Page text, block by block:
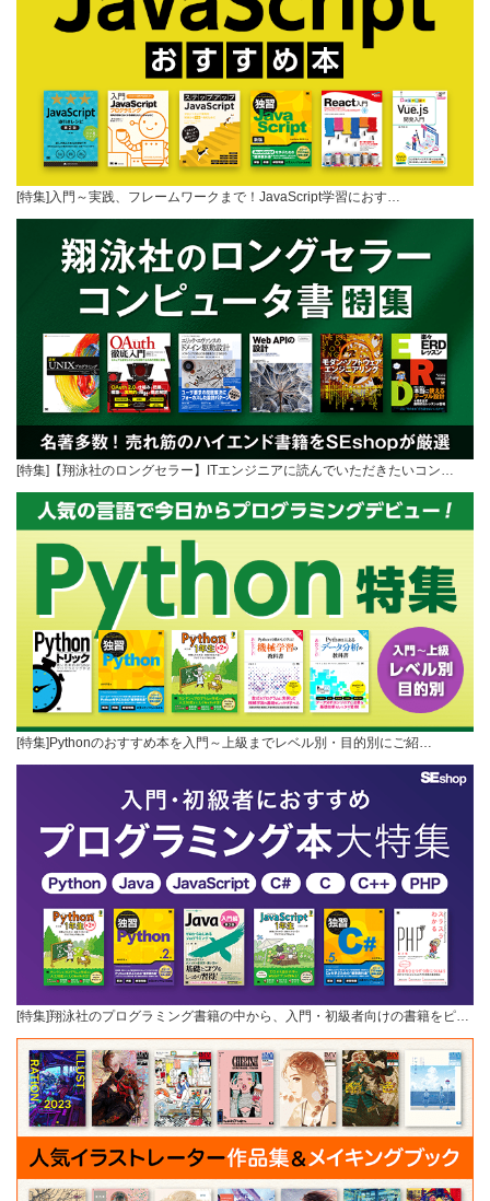
[特集]入門～実践、フレームワークまで！JavaScript学習におす…
[特集]【翔泳社のロングセラー】ITエンジニアに読んでいただきたいコン…
[特集]Pythonのおすすめ本を入門～上級までレベル別・目的別にご紹…
[特集]翔泳社のプログラミング書籍の中から、入門・初級者向けの書籍をピ…